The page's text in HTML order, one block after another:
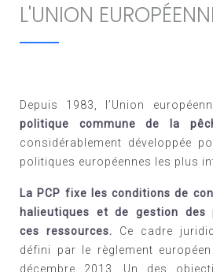
L'UNION
Depuis 1983, l’Union
politique commune de la
considérablement développée
politiques européennes les plus
La PCP fixe les conditions de
halieutiques et de gestion des
ces ressources. Ce cadre
défini par le règlement
décembre 2013. Un des